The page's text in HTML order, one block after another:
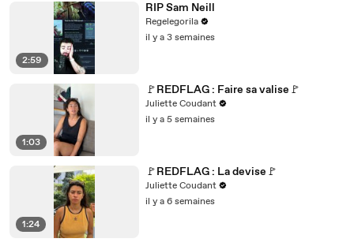
2:59
RIP Sam Neill
Regelegorila
il y a 3 semaines
1:03
🚩REDFLAG : Faire sa valise🚩
Juliette Coudant
il y a 5 semaines
1:24
🚩REDFLAG : La devise🚩
Juliette Coudant
il y a 6 semaines